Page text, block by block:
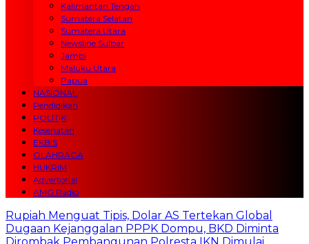
Kalimantan Tengah
Sumatera Selatan
Sumatera Utara
Newsline Sulbar
Jambi
Maluku Utara
Papua
NASIONAL
Pendidikan
POLITIK
Kesehatan
EKBIS
OLAHRAGA
HUKRIM
Advertorial
AMG Radio
Rupiah Menguat Tipis, Dolar AS Tertekan Global
Dugaan Kejanggalan PPPK Dompu, BKD Diminta